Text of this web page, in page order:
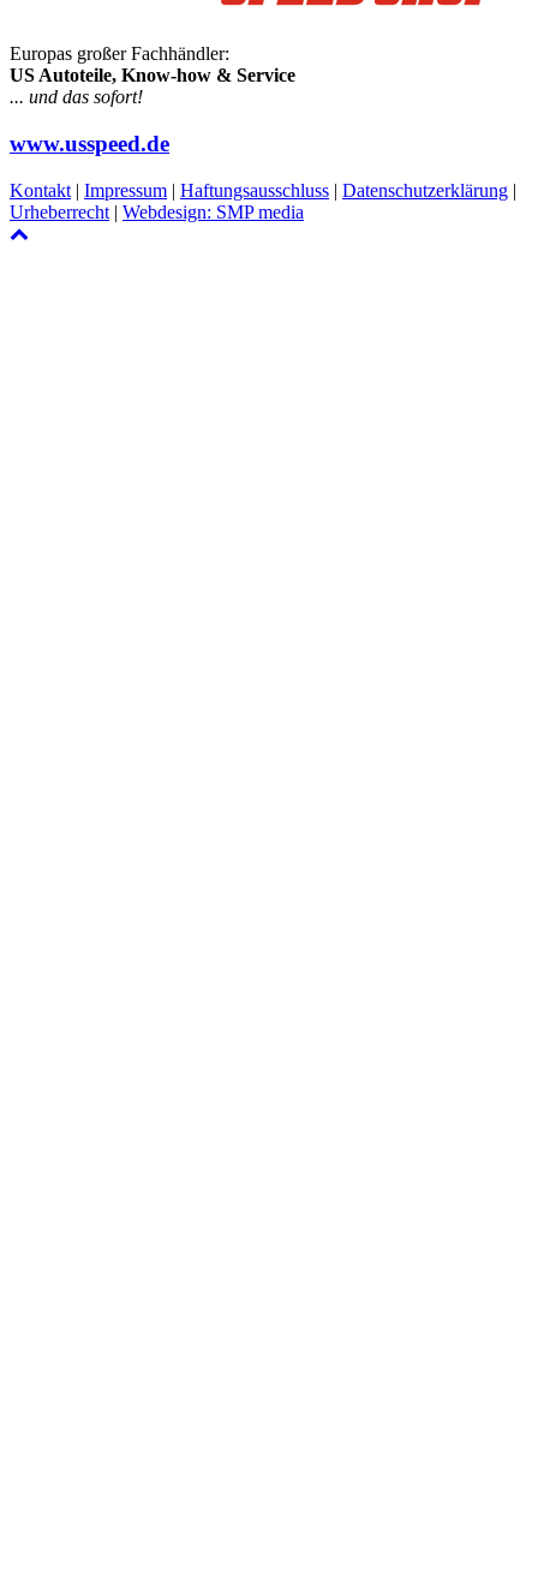
Europas großer Fachhändler:
US Autoteile, Know-how & Service
... und das sofort!
www.usspeed.de
Kontakt | Impressum | Haftungsausschluss | Datenschutzerklärung |
Urheberrecht | Webdesign: SMP media